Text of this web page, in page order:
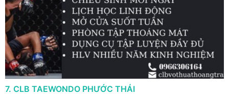
7. CLB TAEWONDO PHƯỚC THÁI